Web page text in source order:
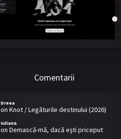
Comentarii
Dreea
on Knot / Legăturile destinului (2026)
Iuliana
on Demască-mă, dacă eşti priceput